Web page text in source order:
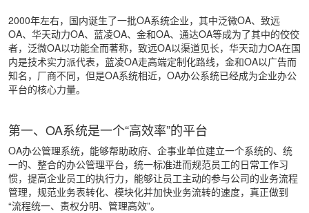
2000年左右，国内诞生了一批OA系统企业，其中泛微OA、致远
OA、华天动力OA、蓝凌OA、金和OA、通达OA等成为了其中的佼佼
者，泛微OA以功能全而著称，致远OA以渠道见长，华天动力OA在国
内是技术实力派代表，蓝凌OA走高端定制化路线，金和OA以广告而
知名，厂商不同，但是OA系统相近，OA办公系统已经成为企业办公
平台的核心力量。
第一、OA系统是一个“高效率”的平台
OA办公管理系统，能够帮助政府、企事业单位建立一个系统的、统
一的、整合的办公管理平台，统一标准进而规范员工的日常工作习
惯，提高企业员工的执行力，能够让员工主动的参与公司的业务流程
管理，规范业务表转化、模块化并加快业务流转的速度，真正做到
“流程统一、责权分明、管理高效”。